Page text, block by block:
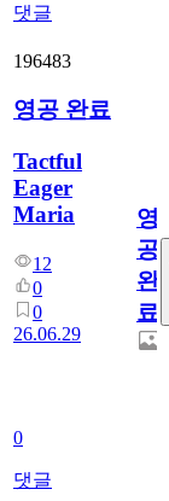
댓글
196483
영공 완료
Tactful
Eager
Maria
12
0
0
26.06.29
0
댓글
영
공
완
료